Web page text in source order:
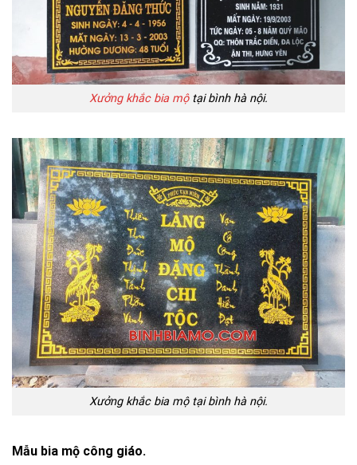
Xưởng khắc bia mộtại bình hà nội.
Xưởng khắc bia mộ tại bình hà nội.
Mẫu bia mộ công giáo.